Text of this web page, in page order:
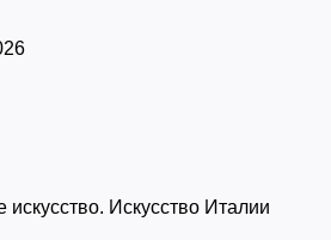
искусство. Искусство Италии